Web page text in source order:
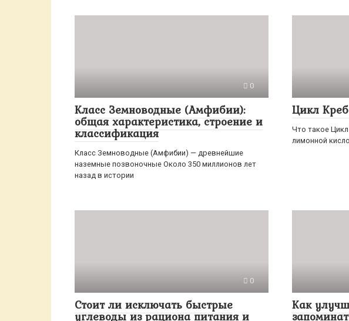
0
Класс Земноводные (Амфибии):
общая характеристика, строение и
классификация
Класс Земноводные (Амфибии) — древнейшие
наземные позвоночные Около 350 миллионов лет
назад в истории
Цикл
Что такое
лимонной
0
Стоит ли исключать быстрые
углеводы из рациона питания и
Как